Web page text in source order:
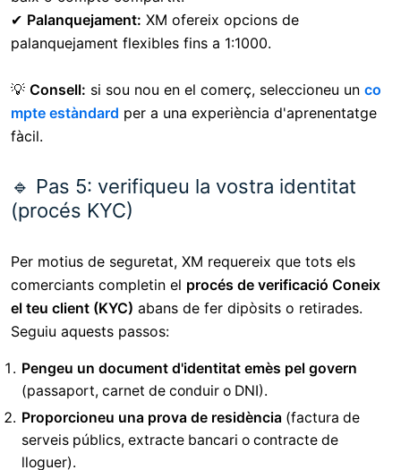
✔ Palanquejament: XM ofereix opcions de
palanquejament flexibles fins a 1:1000.
💡 Consell: si sou nou en el comerç, seleccioneu un co
mpte estàndard per a una experiència d'aprenentatge
fàcil.
🔹 Pas 5: verifiqueu la vostra identitat
(procés KYC)
Per motius de seguretat, XM requereix que tots els
comerciants completin el procés de verificació Coneix
el teu client (KYC) abans de fer dipòsits o retirades.
Seguiu aquests passos:
Pengeu un document d'identitat emès pel govern
(passaport, carnet de conduir o DNI).
Proporcioneu una prova de residència (factura de
serveis públics, extracte bancari o contracte de
lloguer).